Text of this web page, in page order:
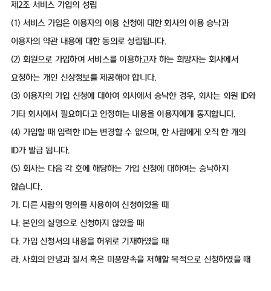
제2조 서비스 가입의 성립
(1) 서비스 가입은 이용자의 이용 신청에 대한 회사의 이용 승낙과
이용자의 약관 내용에 대한 동의로 성립됩니다.
(2) 회원으로 가입하여 서비스를 이용하고자 하는 희망자는 회사에서
요청하는 개인 신상정보를 제공해야 합니다.
(3) 이용자의 가입 신청에 대하여 회사에서 승낙한 경우, 회사는 회원 ID와
기타 회사에서 필요하다고 인정하는 내용을 이용자에게 통지합니다.
(4) 가입할 때 입력한 ID는 변경할 수 없으며, 한 사람에게 오직 한 개의
ID가 발급 됩니다.
(5) 회사는 다음 각 호에 해당하는 가입 신청에 대하여는 승낙하지
않습니다.
가. 다른 사람의 명의를 사용하여 신청하였을 때
나. 본인의 실명으로 신청하지 않았을 때
다. 가입 신청서의 내용을 허위로 기재하였을 때
라. 사회의 안녕과 질서 혹은 미풍양속을 저해할 목적으로 신청하였을 때